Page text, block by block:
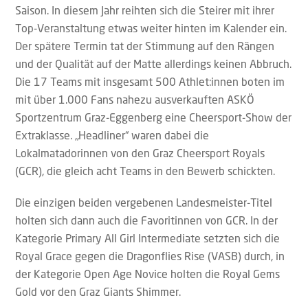
Saison. In diesem Jahr reihten sich die Steirer mit ihrer
Top-Veranstaltung etwas weiter hinten im Kalender ein.
Der spätere Termin tat der Stimmung auf den Rängen
und der Qualität auf der Matte allerdings keinen Abbruch.
Die 17 Teams mit insgesamt 500 Athlet:innen boten im
mit über 1.000 Fans nahezu ausverkauften ASKÖ
Sportzentrum Graz-Eggenberg eine Cheersport-Show der
Extraklasse. „Headliner“ waren dabei die
Lokalmatadorinnen von den Graz Cheersport Royals
(GCR), die gleich acht Teams in den Bewerb schickten.
Die einzigen beiden vergebenen Landesmeister-Titel
holten sich dann auch die Favoritinnen von GCR. In der
Kategorie Primary All Girl Intermediate setzten sich die
Royal Grace gegen die Dragonflies Rise (VASB) durch, in
der Kategorie Open Age Novice holten die Royal Gems
Gold vor den Graz Giants Shimmer.